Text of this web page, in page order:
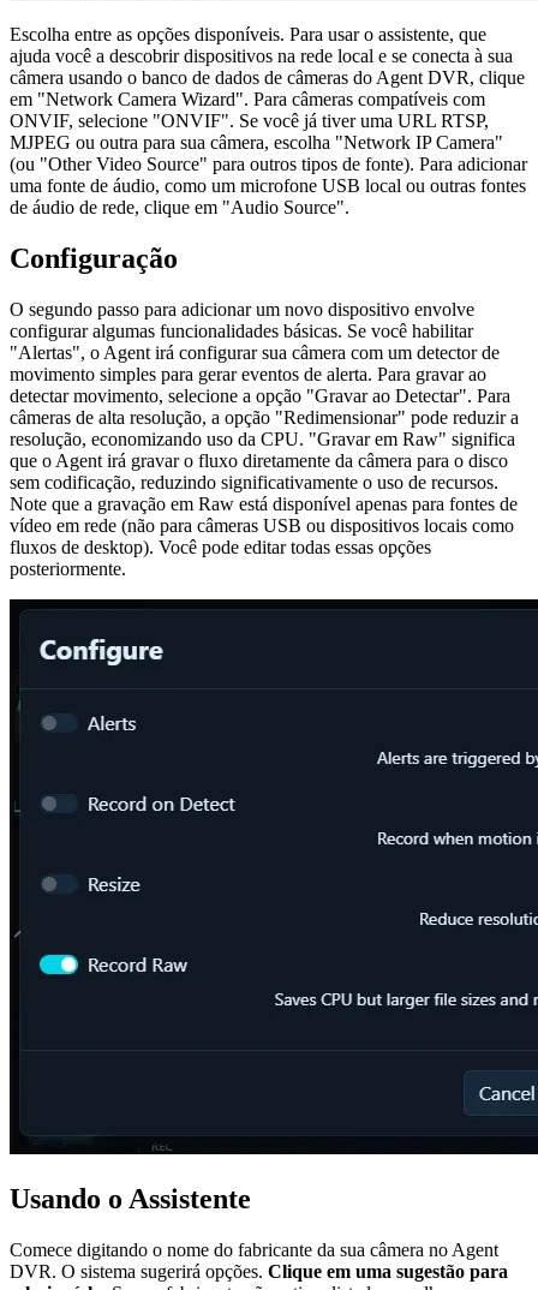
Escolha entre as opções disponíveis. Para usar o assistente, que
ajuda você a descobrir dispositivos na rede local e se conecta à sua
câmera usando o banco de dados de câmeras do Agent DVR, clique
em "Network Camera Wizard". Para câmeras compatíveis com
ONVIF, selecione "ONVIF". Se você já tiver uma URL RTSP,
MJPEG ou outra para sua câmera, escolha "Network IP Camera"
(ou "Other Video Source" para outros tipos de fonte). Para adicionar
uma fonte de áudio, como um microfone USB local ou outras fontes
de áudio de rede, clique em "Audio Source".
Configuração
O segundo passo para adicionar um novo dispositivo envolve
configurar algumas funcionalidades básicas. Se você habilitar
"Alertas", o Agent irá configurar sua câmera com um detector de
movimento simples para gerar eventos de alerta. Para gravar ao
detectar movimento, selecione a opção "Gravar ao Detectar". Para
câmeras de alta resolução, a opção "Redimensionar" pode reduzir a
resolução, economizando uso da CPU. "Gravar em Raw" significa
que o Agent irá gravar o fluxo diretamente da câmera para o disco
sem codificação, reduzindo significativamente o uso de recursos.
Note que a gravação em Raw está disponível apenas para fontes de
vídeo em rede (não para câmeras USB ou dispositivos locais como
fluxos de desktop). Você pode editar todas essas opções
posteriormente.
Usando o Assistente
Comece digitando o nome do fabricante da sua câmera no Agent
DVR. O sistema sugerirá opções. Clique em uma sugestão para